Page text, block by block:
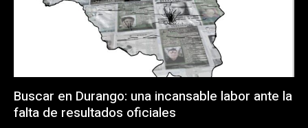
Buscar en Durango: una incansable labor ante la
falta de resultados oficiales